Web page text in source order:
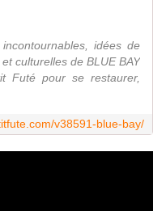
idées de
culturelles de BLUE BAY
Futé pour se restaurer,
v38591-blue-bay/